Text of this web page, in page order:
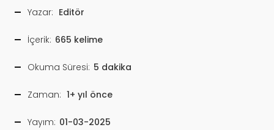
Yazar: Editör
İçerik: 665 kelime
Okuma Süresi: 5 dakika
Zaman: 1+ yıl önce
Yayım: 01-03-2025